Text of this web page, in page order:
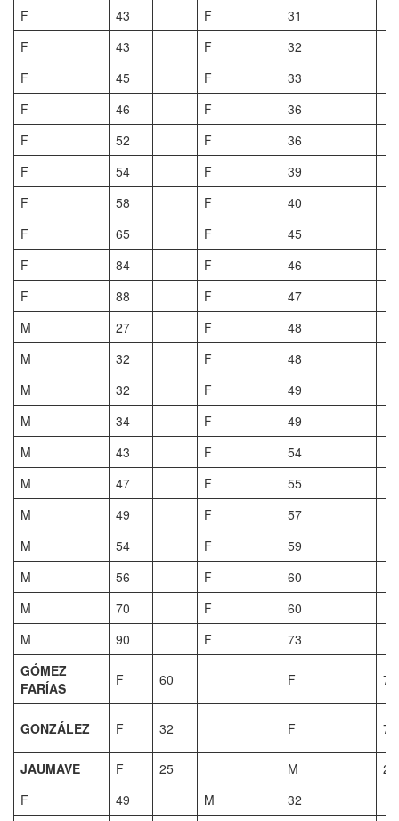
F 43 F
31
F
43 F
32
F
45 F
33
F
46 F
36
F
52 F
36
F
54 F
39
F
58 F
40
F
65 F
45
F
84 F
46
F
88 F
47
M
27 F
48
M
32 F
48
M
32 F
49
M
34 F
49
M
43 F
54
M
47 F
55
M
49 F
57
M
54 F
59
M
56 F
60
M
70 F
60
M
90 F
73
GÓMEZ
FARÍAS
F 60 F 74
GONZÁLEZ F 32 F 74
JAUMAVE F 25 M
28
F
49 M
32